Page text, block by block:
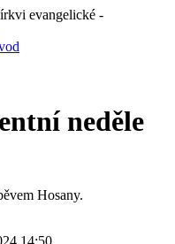
evangelické -
neděle
Hosany.
14:50